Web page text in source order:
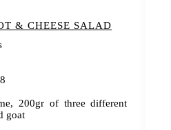
& CHEESE SALAD
200gr of three different
goat